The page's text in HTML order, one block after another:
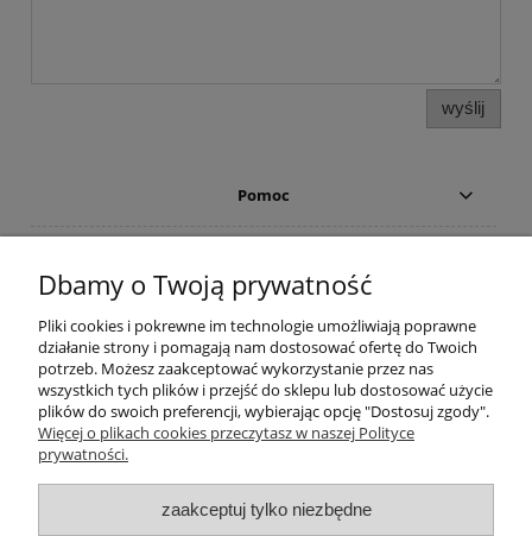
wyślij
Pomoc
Moje konto
Porady
O nas
Dbamy o Twoją prywatność
Pliki cookies i pokrewne im technologie umożliwiają poprawne
działanie strony i pomagają nam dostosować ofertę do Twoich
potrzeb. Możesz zaakceptować wykorzystanie przez nas
wszystkich tych plików i przejść do sklepu lub dostosować użycie
plików do swoich preferencji, wybierając opcję "Dostosuj zgody".
Więcej o plikach cookies przeczytasz w naszej Polityce
prywatności.
zaakceptuj tylko niezbędne